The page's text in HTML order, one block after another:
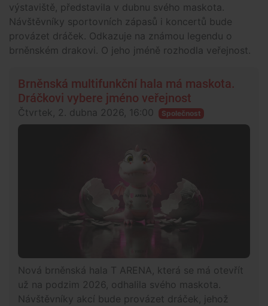
výstaviště, představila v dubnu svého maskota.
Návštěvníky sportovních zápasů i koncertů bude
provázet dráček. Odkazuje na známou legendu o
brněnském drakovi. O jeho jméně rozhodla veřejnost.
Brněnská multifunkční hala má maskota.
Dráčkovi vybere jméno veřejnost
Čtvrtek, 2. dubna 2026, 16:00 Společnost
Nová brněnská hala T ARENA, která se má otevřít
už na podzim 2026, odhalila svého maskota.
Návštěvníky akcí bude provázet dráček, jehož